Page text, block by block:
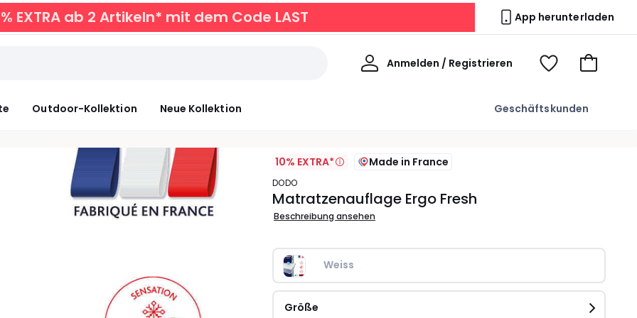
EXTRA ab 2 Artikeln* mit dem Code LAST App herunterladen
Outdoor-Kollektion Neue Kollektion Geschäftskunden
Anmelden / Registrieren
Willkommen
Voir
Zum
10% EXTRA* Made in France
DODO
Matratzenauflage Ergo Fresh
Beschreibung ansehen
Weiss
Größe